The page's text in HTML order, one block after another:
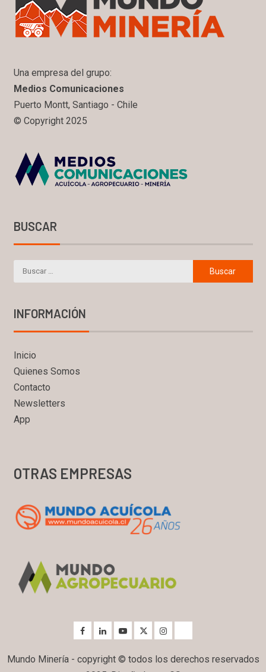
Una empresa del grupo:
Medios Comunicaciones
Puerto Montt, Santiago - Chile
© Copyright 2025
BUSCAR
INFORMACIÓN
Inicio
Quienes Somos
Contacto
Newsletters
App
OTRAS EMPRESAS
Mundo Minería - copyright © todos los derechos reservados